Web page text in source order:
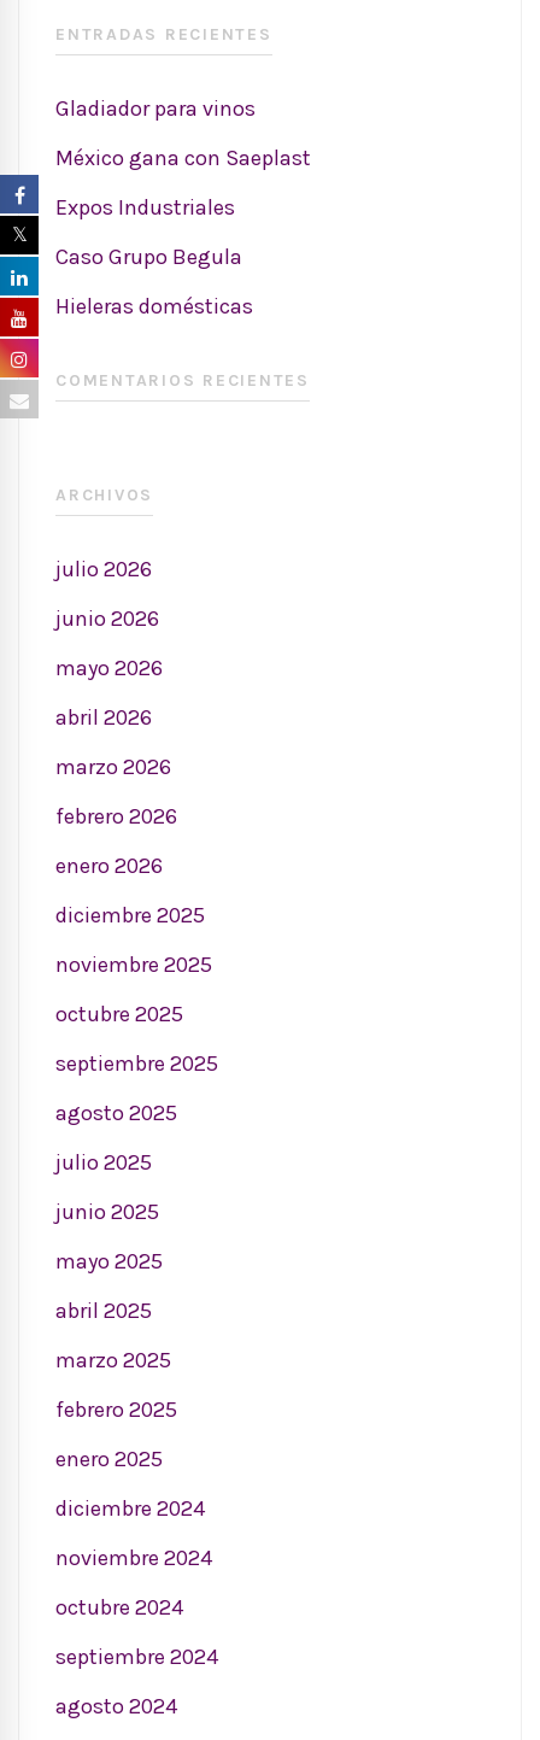
ENTRADAS RECIENTES
Gladiador para vinos
México gana con Saeplast
Expos Industriales
Caso Grupo Begula
Hieleras domésticas
COMENTARIOS RECIENTES
ARCHIVOS
julio 2026
junio 2026
mayo 2026
abril 2026
marzo 2026
febrero 2026
enero 2026
diciembre 2025
noviembre 2025
octubre 2025
septiembre 2025
agosto 2025
julio 2025
junio 2025
mayo 2025
abril 2025
marzo 2025
febrero 2025
enero 2025
diciembre 2024
noviembre 2024
octubre 2024
septiembre 2024
agosto 2024